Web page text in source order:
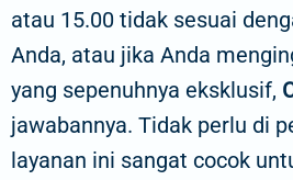
atau 15.00 tidak sesuai
Anda, atau jika Anda
yang sepenuhnya eksklusif,
jawabannya. Tidak perlu di
layanan ini sangat cocok